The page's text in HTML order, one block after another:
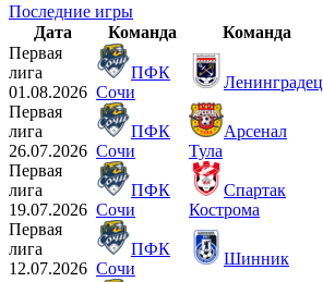
Последние игры
Дата
Команда
Команда
Первая
лига
01.08.2026
ПФК
Сочи
Ленинградец
Первая
лига
26.07.2026
ПФК
Сочи
Арсенал
Тула
Первая
лига
19.07.2026
ПФК
Сочи
Спартак
Кострома
Первая
лига
12.07.2026
ПФК
Сочи
Шинник